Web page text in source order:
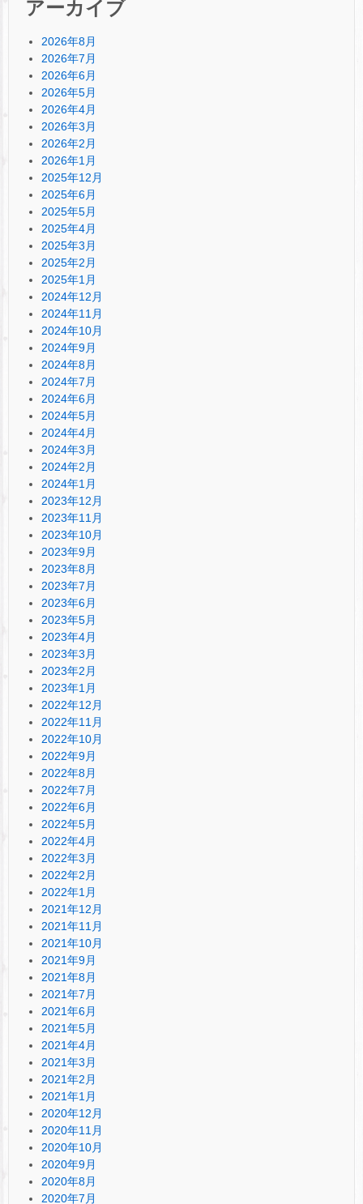
アーカイブ
2026年8月
2026年7月
2026年6月
2026年5月
2026年4月
2026年3月
2026年2月
2026年1月
2025年12月
2025年6月
2025年5月
2025年4月
2025年3月
2025年2月
2025年1月
2024年12月
2024年11月
2024年10月
2024年9月
2024年8月
2024年7月
2024年6月
2024年5月
2024年4月
2024年3月
2024年2月
2024年1月
2023年12月
2023年11月
2023年10月
2023年9月
2023年8月
2023年7月
2023年6月
2023年5月
2023年4月
2023年3月
2023年2月
2023年1月
2022年12月
2022年11月
2022年10月
2022年9月
2022年8月
2022年7月
2022年6月
2022年5月
2022年4月
2022年3月
2022年2月
2022年1月
2021年12月
2021年11月
2021年10月
2021年9月
2021年8月
2021年7月
2021年6月
2021年5月
2021年4月
2021年3月
2021年2月
2021年1月
2020年12月
2020年11月
2020年10月
2020年9月
2020年8月
2020年7月